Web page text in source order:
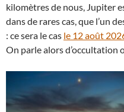
kilomètres de nous, Jupiter
dans de rares cas, que l’un
: ce sera le cas le 12 août
On parle alors d’occultation